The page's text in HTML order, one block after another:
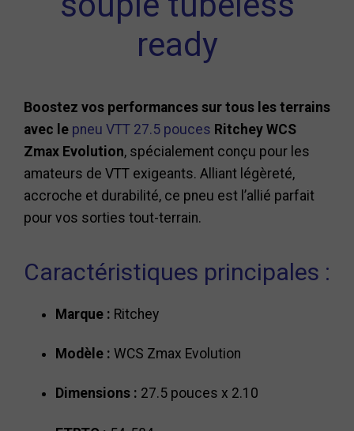
ready
Boostez vos performances sur tous les terrains
avec le pneu VTT 27.5 pouces Ritchey WCS
Zmax Evolution, spécialement conçu pour les
amateurs de VTT exigeants. Alliant légèreté,
accroche et durabilité, ce pneu est l’allié parfait
pour vos sorties tout-terrain.
Caractéristiques principales :
Marque : Ritchey
Modèle : WCS Zmax Evolution
Dimensions : 27.5 pouces x 2.10